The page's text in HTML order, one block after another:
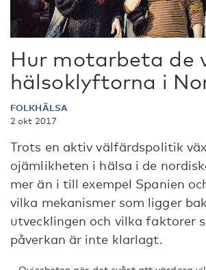
Hur motarbeta de
hälsoklyftorna i
FOLKHÄLSA
2 okt 2017
Trots en aktiv välfärdspolitik
ojämlikheten i hälsa i de
mer än i till exempel Spanien
vilka mekanismer som ligger
utvecklingen och vilka faktorer
påverkan är inte klarlagt.